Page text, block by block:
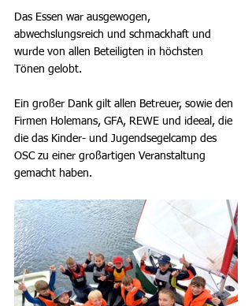
Das Essen war ausgewogen,
abwechslungsreich und schmackhaft und
wurde von allen Beteiligten in höchsten
Tönen gelobt.
Ein großer Dank gilt allen Betreuer, sowie den
Firmen Holemans, GFA, REWE und ideeal, die
die das Kinder- und Jugendsegelcamp des
OSC zu einer großartigen Veranstaltung
gemacht haben.